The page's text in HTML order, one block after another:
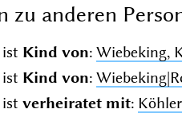
zu anderen
ist Kind von: Wiebeking,
ist Kind von:
ist verheiratet mit: